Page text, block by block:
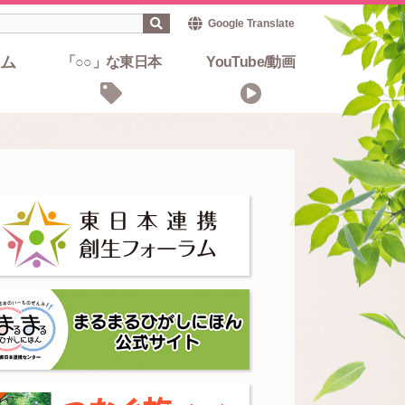
「○○」な東日本 YouTube/動画
Google Translate